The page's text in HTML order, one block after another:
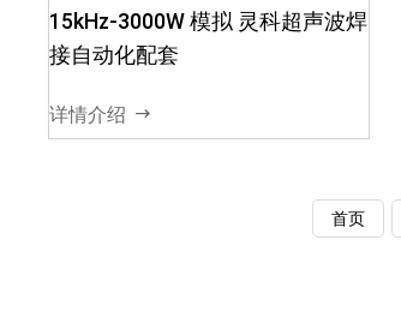
15kHz-3000W 模拟 灵科超声波焊
接自动化配套
详情介绍
首页